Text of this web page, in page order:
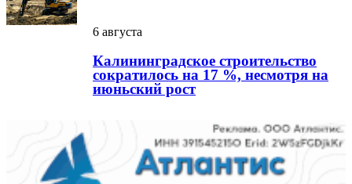
6 августа
Калининградское строительство
сократилось на 17 %, несмотря на
июньский рост